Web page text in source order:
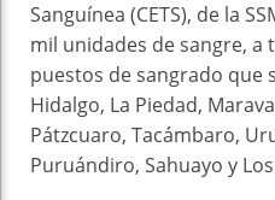
Sanguínea (CETS), de la
mil unidades de sangre, a
puestos de sangrado que
Hidalgo, La Piedad,
Pátzcuaro, Tacámbaro,
Puruándiro, Sahuayo y Los